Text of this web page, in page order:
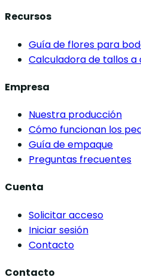
Recursos
Guía de flores para
Calculadora de tallos a
Empresa
Nuestra producción
Cómo funcionan los
Guía de empaque
Preguntas frecuentes
Cuenta
Solicitar acceso
Iniciar sesión
Contacto
Contacto